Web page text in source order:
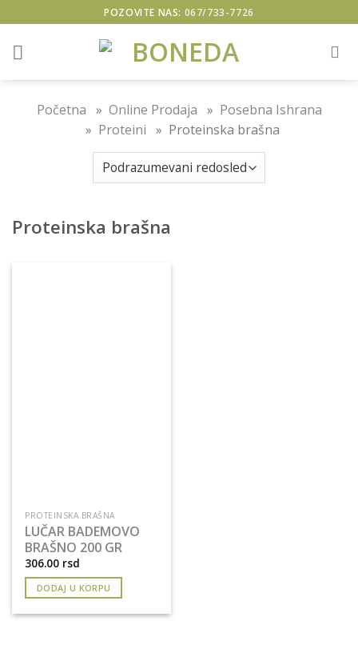
to
content
POZOVITE NAS: 067/733-7726
Početna » Online Prodaja » Posebna Ishrana
» Proteini » Proteinska brašna
Proteinska brašna
PROTEINSKA BRAŠNA
LUČAR BADEMOVO
BRAŠNO 200 GR
306.00 rsd
DODAJ U KORPU